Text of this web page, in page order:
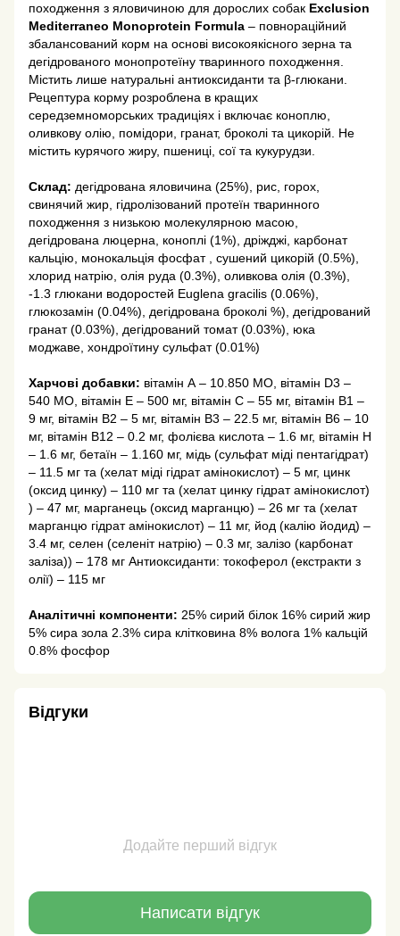
походження з яловичиною для дорослих собак Exclusion
Mediterraneo Monoprotein Formula – повнораційний
збалансований корм на основі високоякісного зерна та
дегідрованого монопротеїну тваринного походження.
Містить лише натуральні антиоксиданти та β-глюкани.
Рецептура корму розроблена в кращих
середземноморських традиціях і включає коноплю,
оливкову олію, помідори, гранат, броколі та цикорій. Не
містить курячого жиру, пшениці, сої та кукурудзи.
Склад: дегідрована яловичина (25%), рис, горох,
свинячий жир, гідролізований протеїн тваринного
походження з низькою молекулярною масою,
дегідрована люцерна, коноплі (1%), дріжджі, карбонат
кальцію, монокальція фосфат , сушений цикорій (0.5%),
хлорид натрію, олія руда (0.3%), оливкова олія (0.3%),
-1.3 глюкани водоростей Euglena gracilis (0.06%),
глюкозамін (0.04%), дегідрована броколі %), дегідрований
гранат (0.03%), дегідрований томат (0.03%), юка
моджаве, хондроїтину сульфат (0.01%)
Харчові добавки: вітамін А – 10.850 МО, вітамін D3 –
540 МО, вітамін Е – 500 мг, вітамін С – 55 мг, вітамін В1 –
9 мг, вітамін В2 – 5 мг, вітамін В3 – 22.5 мг, вітамін В6 – 10
мг, вітамін В12 – 0.2 мг, фолієва кислота – 1.6 мг, вітамін Н
– 1.6 мг, бетаїн – 1.160 мг, мідь (сульфат міді пентагідрат)
– 11.5 мг та (хелат міді гідрат амінокислот) – 5 мг, цинк
(оксид цинку) – 110 мг та (хелат цинку гідрат амінокислот)
) – 47 мг, марганець (оксид марганцю) – 26 мг та (хелат
марганцю гідрат амінокислот) – 11 мг, йод (калію йодид) –
3.4 мг, селен (селеніт натрію) – 0.3 мг, залізо (карбонат
заліза)) – 178 мг Антиоксиданти: токоферол (екстракти з
олії) – 115 мг
Аналітичні компоненти: 25% сирий білок 16% сирий жир
5% сира зола 2.3% сира клітковина 8% волога 1% кальцій
0.8% фосфор
Відгуки
Додайте перший відгук
Написати відгук